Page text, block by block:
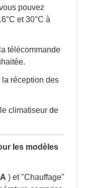
pouvez
et 30°C à
télécommande
la réception des
climatiseur de
les modèles
A ) et "Chauffage"